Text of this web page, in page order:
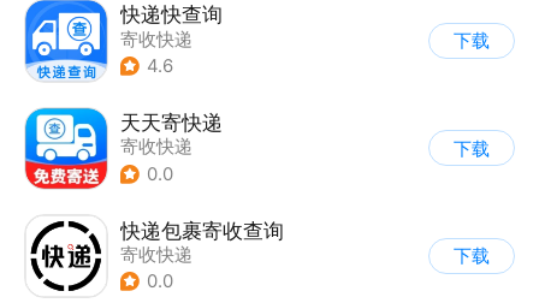
快递快查询
寄收快递
4.6
下载
天天寄快递
寄收快递
0.0
下载
快递包裹寄收查询
寄收快递
0.0
下载